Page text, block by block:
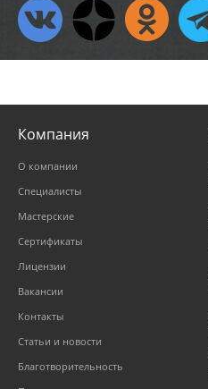
Компания
О компании
Специалисты
Мастерские
Сертификаты
Лицензии
Вакансии
Контакты
Статьи и новости
Благотворительность